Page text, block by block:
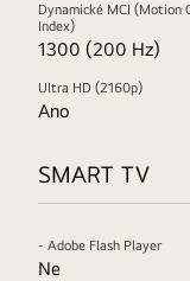
Dynamické MCI (Motion
Index)
1300 (200 Hz)
Ultra HD (2160p)
Ano
SMART TV
- Adobe Flash Player
Ne